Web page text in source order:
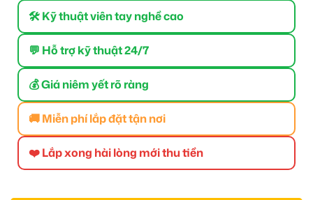
🛠 Kỹ thuật viên tay nghề cao
💬 Hỗ trợ kỹ thuật 24/7
💰 Giá niêm yết rõ ràng
🚚 Miễn phí lắp đặt tận nơi
❤️ Lắp xong hài lòng mới thu tiền